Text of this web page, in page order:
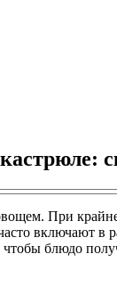
При
включают в
чтобы блюдо